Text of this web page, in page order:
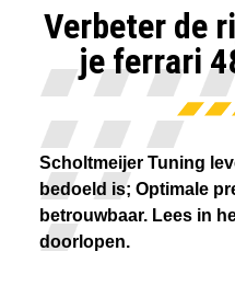
Verbeter de
je ferrari
Scholtmeijer Tuning
bedoeld is; Optimale
betrouwbaar. Lees in
doorlopen.